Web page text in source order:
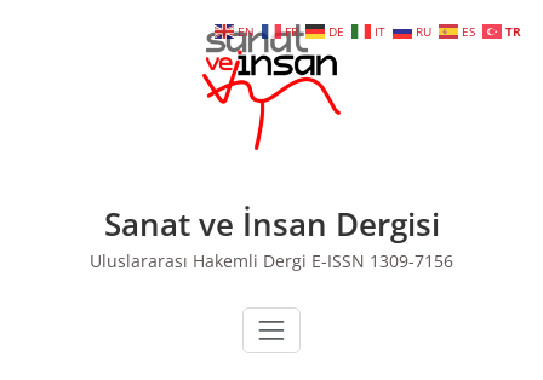
Sanat ve İnsan Dergisi
Uluslararası Hakemli Dergi E-ISSN 1309-7156
EN FR DE IT RU ES TR